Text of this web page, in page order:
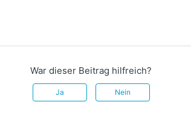
War dieser Beitrag hilfreich?
Ja Nein